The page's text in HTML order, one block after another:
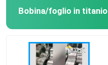
Prodotti
Bobina/foglio in titanio